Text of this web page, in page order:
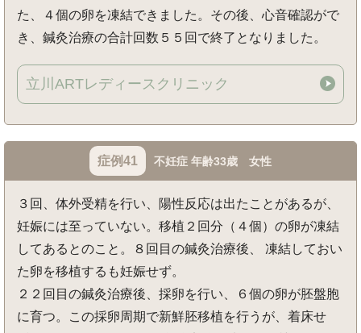
た、４個の卵を凍結できました。その後、心音確認がで
き、鍼灸治療の合計回数５５回で終了となりました。
立川ARTレディースクリニック
症例41 不妊症 年齢33歳 女性
３回、体外受精を行い、陽性反応は出たことがあるが、
妊娠には至っていない。移植２回分（４個）の卵が凍結
してあるとのこと。８回目の鍼灸治療後、 凍結しておい
た卵を移植するも妊娠せず。
２２回目の鍼灸治療後、採卵を行い、６個の卵が胚盤胞
に育つ。この採卵周期で新鮮胚移植を行うが、着床せ